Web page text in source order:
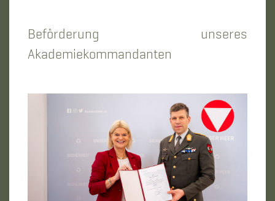
Beförderung unseres
Akademiekommandanten